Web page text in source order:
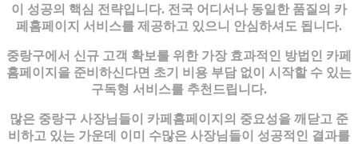
이 성공의 핵심 전략입니다. 전국 어디서나 동일한 품질의 카
페홈페이지 서비스를 제공하고 있으니 안심하셔도 됩니다.
중랑구에서 신규 고객 확보를 위한 가장 효과적인 방법인 카페
홈페이지을 준비하신다면 초기 비용 부담 없이 시작할 수 있는
구독형 서비스를 추천드립니다.
많은 중랑구 사장님들이 카페홈페이지의 중요성을 깨닫고 준
비하고 있는 가운데 이미 수많은 사장님들이 성공적인 결과를